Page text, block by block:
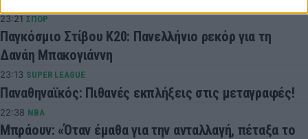
23:21 ΣΠΟΡ
Παγκόσμιο Στίβου Κ20: Πανελλήνιο ρεκόρ για τη
Δανάη Μπακογιάννη
23:13 SUPER LEAGUE
Παναθηναϊκός: Πιθανές εκπλήξεις στις μεταγραφές!
22:38 NBA
Μπράουν: «Όταν έμαθα για την ανταλλαγή, πέταξα το